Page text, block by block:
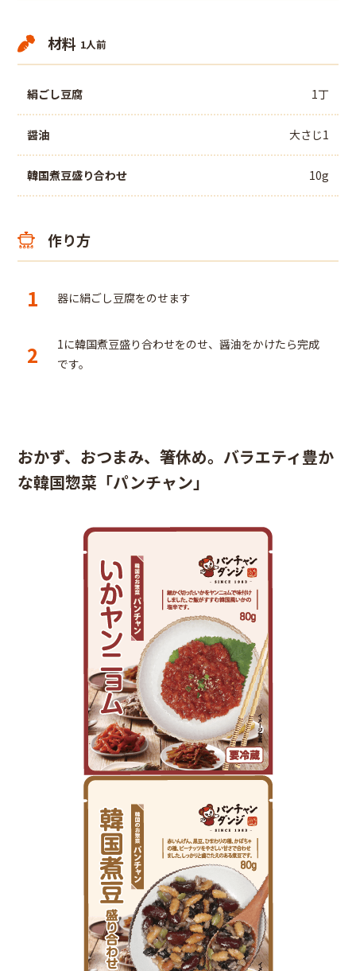
材料 1人前
絹ごし豆腐 1丁
醤油 大さじ1
韓国煮豆盛り合わせ 10g
作り方
1 器に絹ごし豆腐をのせます
2
1に韓国煮豆盛り合わせをのせ、醤油をかけたら完成
です。
おかず、おつまみ、箸休め。バラエティ豊か
な韓国惣菜「パンチャン」